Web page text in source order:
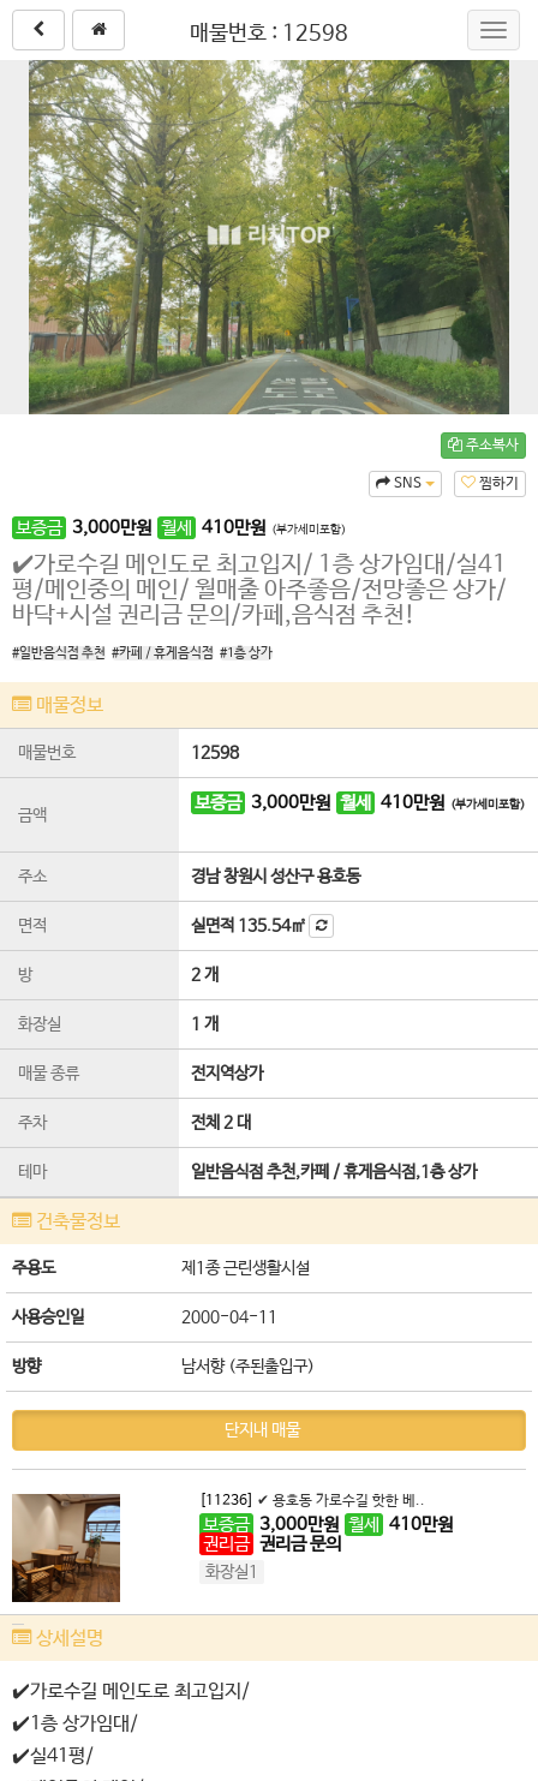
매물번호 : 12598
주소복사
찜하기
SNS
보증금 3,000만원 월세 410만원 (부가세미포함)
✔️가로수길 메인도로 최고입지/ 1층 상가임대/실41
평/메인중의 메인/ 월매출 아주좋음/전망좋은 상가/
바닥+시설 권리금 문의/카페,음식점 추천!
#일반음식점 추천 #카페 / 휴게음식점 #1층 상가
매물정보
매물번호 12598
금액
보증금 3,000만원 월세 410만원 (부가세미포함)
주소 경남 창원시 성산구 용호동
면적 실면적 135.54㎡
방 2 개
화장실 1 개
매물 종류 전지역상가
주차 전체 2 대
테마 일반음식점 추천,카페 / 휴게음식점,1층 상가
건축물정보
주용도 제1종 근린생활시설
사용승인일 2000-04-11
방향 남서향 (주된출입구)
단지내 매물
[11236] ✔ 용호동 가로수길 핫한 베..
보증금 3,000만원 월세 410만원
권리금 권리금 문의
화장실1
상세설명
✔️가로수길 메인도로 최고입지/
✔️1층 상가임대/
✔️실41평/